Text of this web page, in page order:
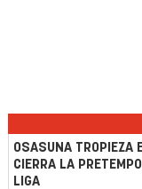
OSASUNA TROPIEZA
CIERRA LA
LIGA